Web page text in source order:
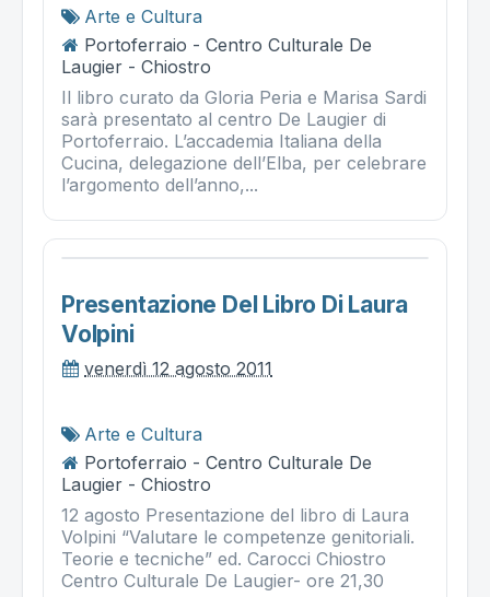
Arte e Cultura
Portoferraio - Centro Culturale De
Laugier - Chiostro
Il libro curato da Gloria Peria e Marisa Sardi
sarà presentato al centro De Laugier di
Portoferraio. L’accademia Italiana della
Cucina, delegazione dell’Elba, per celebrare
l’argomento dell’anno,...
Presentazione Del Libro Di Laura
Volpini
venerdì 12 agosto 2011
Arte e Cultura
Portoferraio - Centro Culturale De
Laugier - Chiostro
12 agosto Presentazione del libro di Laura
Volpini “Valutare le competenze genitoriali.
Teorie e tecniche” ed. Carocci Chiostro
Centro Culturale De Laugier- ore 21,30